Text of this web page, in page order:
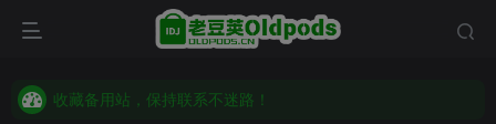
收藏备用站，保持联系不迷路！
收藏备用站，保持联系不迷路！